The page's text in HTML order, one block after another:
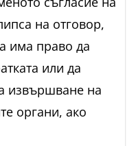
на отговор,
има право да
или да
извършване на
органи, ако